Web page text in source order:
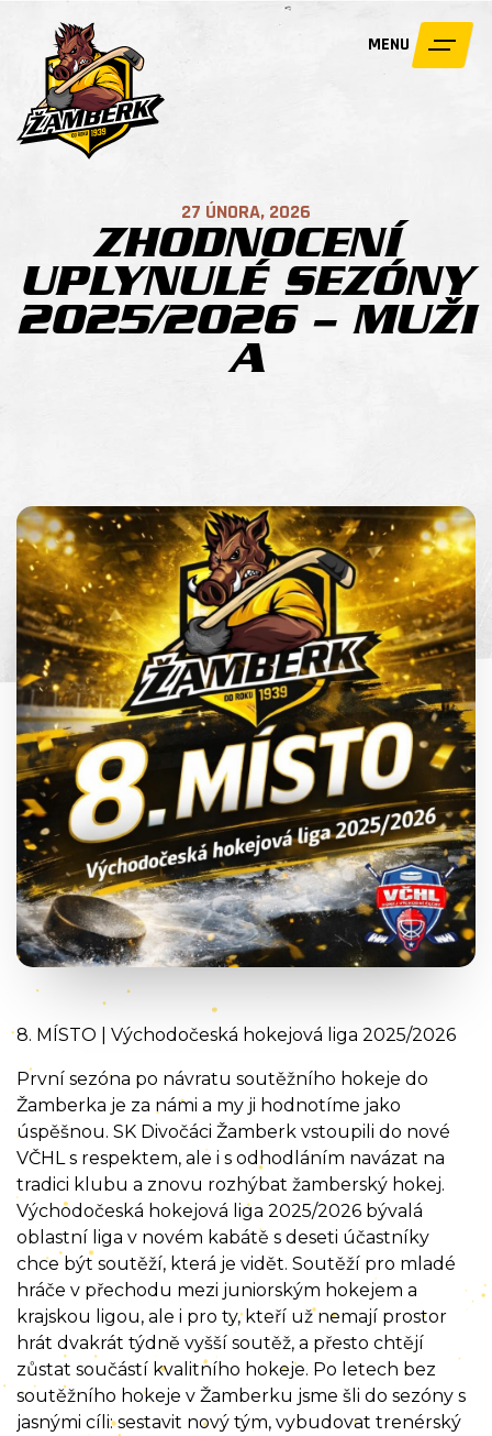
MENU
27 ÚNORA, 2026
ZHODNOCENÍ
UPLYNULÉ SEZÓNY
2025/2026 – MUŽI
A
8. MÍSTO | Východočeská hokejová liga 2025/2026
První sezóna po návratu soutěžního hokeje do
Žamberka je za námi a my ji hodnotíme jako
úspěšnou. SK Divočáci Žamberk vstoupili do nové
VČHL s respektem, ale i s odhodláním navázat na
tradici klubu a znovu rozhýbat žamberský hokej.
Východočeská hokejová liga 2025/2026 bývalá
oblastní liga v novém kabátě s deseti účastníky
chce být soutěží, která je vidět. Soutěží pro mladé
hráče v přechodu mezi juniorským hokejem a
krajskou ligou, ale i pro ty, kteří už nemají prostor
hrát dvakrát týdně vyšší soutěž, a přesto chtějí
zůstat součástí kvalitního hokeje. Po letech bez
soutěžního hokeje v Žamberku jsme šli do sezóny s
jasnými cíli: sestavit nový tým, vybudovat trenérský